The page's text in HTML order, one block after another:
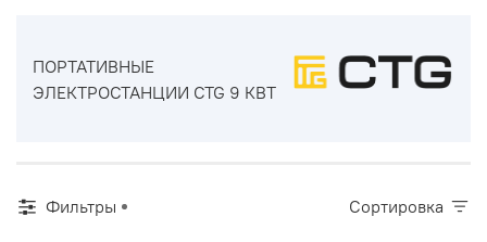
ПОРТАТИВНЫЕ
ЭЛЕКТРОСТАНЦИИ CTG 9 КВТ
Фильтры Сортировка